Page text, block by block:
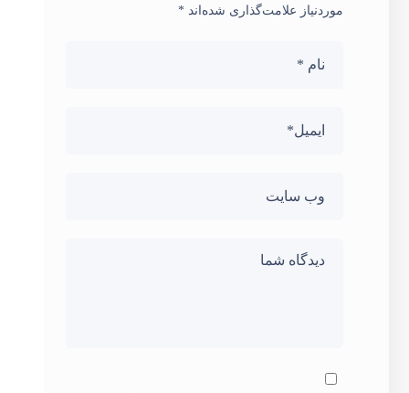
موردنیاز علامت‌گذاری شده‌اند*